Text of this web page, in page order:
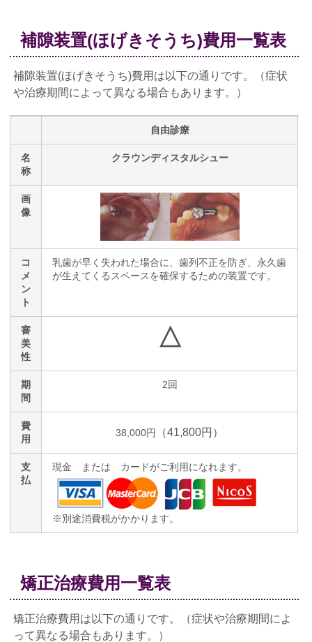
補隙装置(ほげきそうち)費用一覧表
補隙装置(ほげきそうち)費用は以下の通りです。（症状
や治療期間によって異なる場合もあります。）
自由診療
名
称
クラウンディスタルシュー
画
像
コ
メ
ン
ト
乳歯が早く失われた場合に、歯列不正を防ぎ、永久歯
が生えてくるスペースを確保するための装置です。
審
美
性
△
期
間
2回
費
用
38,000円 （41,800円）
支
払
現金 または カードがご利用になれます。
※別途消費税がかかります。
矯正治療費用一覧表
矯正治療費用は以下の通りです。（症状や治療期間によ
って異なる場合もあります。）